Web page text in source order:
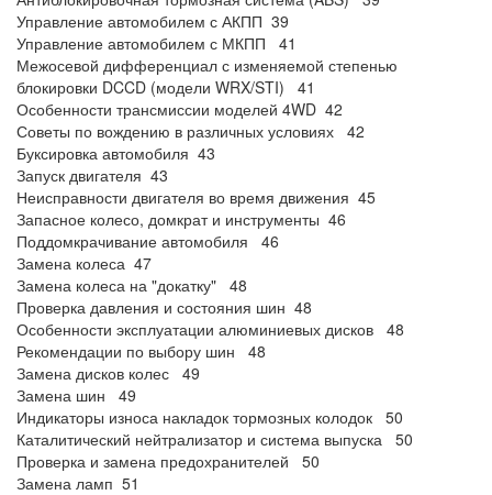
Управление автомобилем с АКПП 39
Управление автомобилем с МКПП 41
Межосевой дифференциал с изменяемой степенью
блокировки DCCD (модели WRX/STI) 41
Особенности трансмиссии моделей 4WD 42
Советы по вождению в различных условиях 42
Буксировка автомобиля 43
Запуск двигателя 43
Неисправности двигателя во время движения 45
Запасное колесо, домкрат и инструменты 46
Поддомкрачивание автомобиля 46
Замена колеса 47
Замена колеса на "докатку" 48
Проверка давления и состояния шин 48
Особенности эксплуатации алюминиевых дисков 48
Рекомендации по выбору шин 48
Замена дисков колес 49
Замена шин 49
Индикаторы износа накладок тормозных колодок 50
Каталитический нейтрализатор и система выпуска 50
Проверка и замена предохранителей 50
Замена ламп 51